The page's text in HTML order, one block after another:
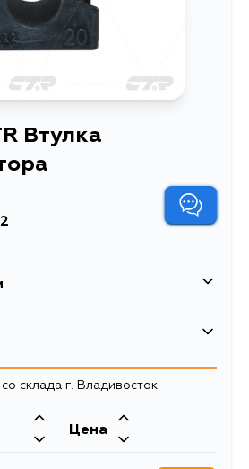
Втулка
0.048
Двигатель
CDE120,
склада г. Владивосток
Цена